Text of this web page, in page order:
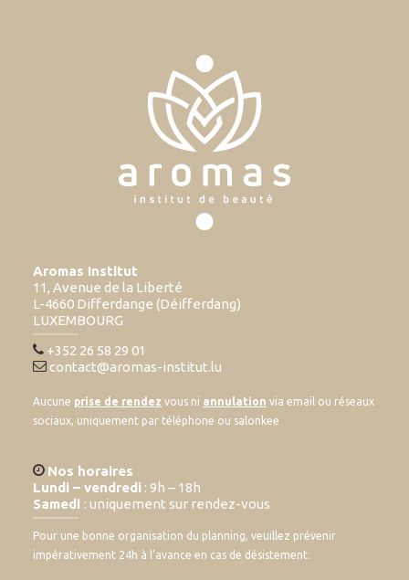
Aromas Institut
11, Avenue de la Liberté
L-4660 Differdange (Déifferdang)
LUXEMBOURG
+352 26 58 29 01
contact@aromas-institut.lu
Aucune prise de rendez vous ni annulation via email ou réseaux
sociaux, uniquement par téléphone ou salonkee
Nos horaires
Lundi – vendredi : 9h – 18h
Samedi : uniquement sur rendez-vous
Pour une bonne organisation du planning, veuillez prévenir
impérativement 24h à l’avance en cas de désistement.